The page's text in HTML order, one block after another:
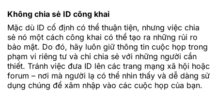
Không chia sẻ ID công khai
Mặc dù ID cố định có thể thuận tiện, nhưng việc chia
sẻ nó một cách công khai có thể tạo ra những rủi ro
bảo mật. Do đó, hãy luôn giữ thông tin cuộc họp trong
phạm vi riêng tư và chỉ chia sẻ với những người cần
thiết. Tránh việc đưa ID lên các trang mạng xã hội hoặc
forum – nơi mà người lạ có thể nhìn thấy và dễ dàng sử
dụng chúng để xâm nhập vào các cuộc họp của bạn.